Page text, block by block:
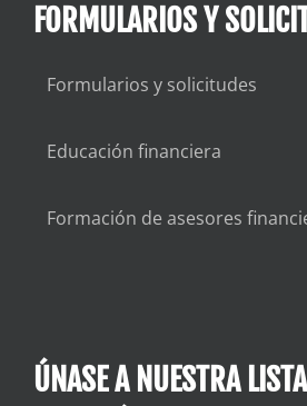
FORMULARIOS Y
Formularios y solicitudes
Educación financiera
Formación de asesores
ÚNASE A NUESTRA